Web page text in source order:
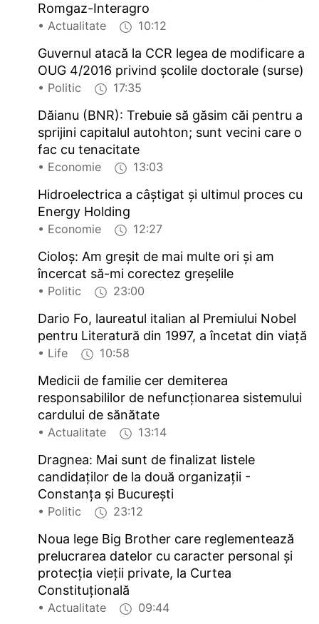
Romgaz-Interagro
• Actualitate 10:12
Guvernul atacă la CCR legea de modificare a
OUG 4/2016 privind școlile doctorale (surse)
• Politic 17:35
Dăianu (BNR): Trebuie să găsim căi pentru a
sprijini capitalul autohton; sunt vecini care o
fac cu tenacitate
• Economie 13:03
Hidroelectrica a câștigat și ultimul proces cu
Energy Holding
• Economie 12:27
Cioloș: Am greșit de mai multe ori și am
încercat să-mi corectez greșelile
• Politic 23:00
Dario Fo, laureatul italian al Premiului Nobel
pentru Literatură din 1997, a încetat din viață
• Life 10:58
Medicii de familie cer demiterea
responsabililor de nefuncționarea sistemului
cardului de sănătate
• Actualitate 13:14
Dragnea: Mai sunt de finalizat listele
candidaților de la două organizații -
Constanța și București
• Politic 23:12
Noua lege Big Brother care reglementează
prelucrarea datelor cu caracter personal şi
protecţia vieţii private, la Curtea
Constituţională
• Actualitate 09:44